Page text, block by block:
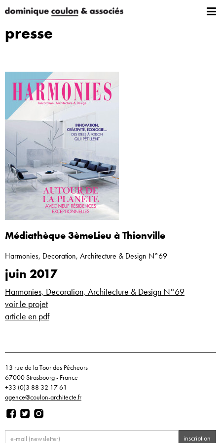
presse
Médiathèque 3èmeLieu à Thionville
Harmonies, Decoration, Architecture & Design N°69
juin 2017
Harmonies, Decoration, Architecture & Design N°69
voir le projet
article en pdf
13 rue de la Tour des Pêcheurs
67000 Strasbourg - France
+33 (0)3 88 32 17 61
agence@coulon-architecte.fr
inscription